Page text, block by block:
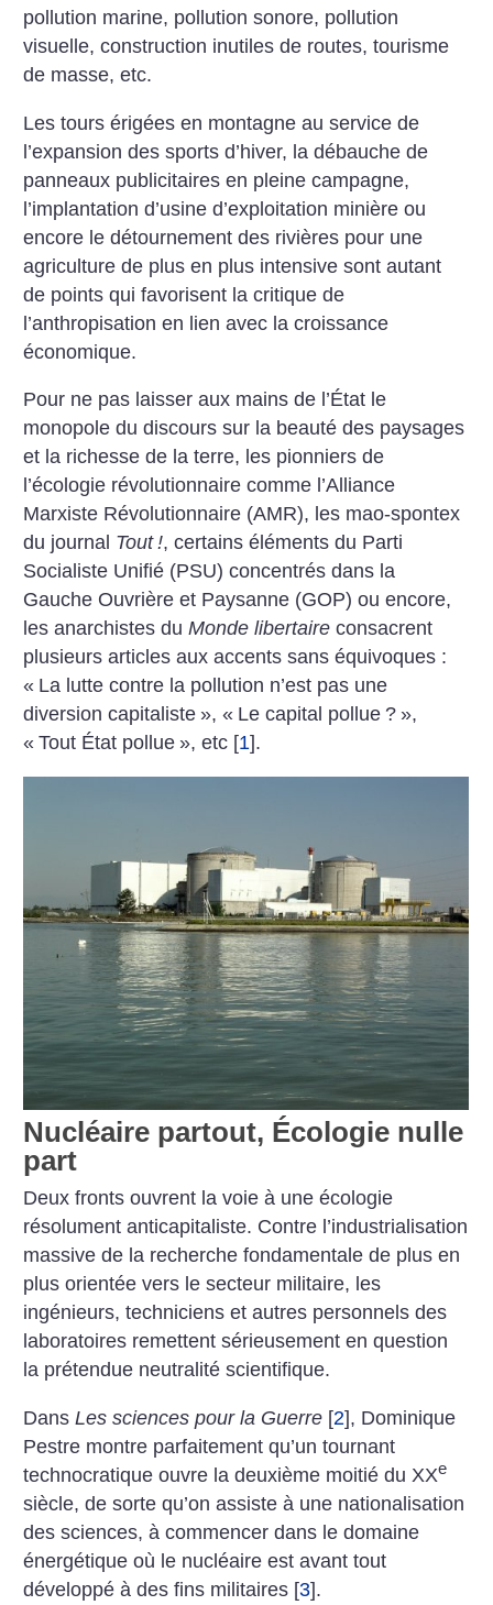
pollution marine, pollution sonore, pollution
visuelle, construction inutiles de routes, tourisme
de masse, etc.
Les tours érigées en montagne au service de
l’expansion des sports d’hiver, la débauche de
panneaux publicitaires en pleine campagne,
l’implantation d’usine d’exploitation minière ou
encore le détournement des rivières pour une
agriculture de plus en plus intensive sont autant
de points qui favorisent la critique de
l’anthropisation en lien avec la croissance
économique.
Pour ne pas laisser aux mains de l’État le
monopole du discours sur la beauté des paysages
et la richesse de la terre, les pionniers de
l’écologie révolutionnaire comme l’Alliance
Marxiste Révolutionnaire (AMR), les mao-spontex
du journal Tout !, certains éléments du Parti
Socialiste Unifié (PSU) concentrés dans la
Gauche Ouvrière et Paysanne (GOP) ou encore,
les anarchistes duMonde libertaire consacrent
plusieurs articles aux accents sans équivoques :
« La lutte contre la pollution n’est pas une
diversion capitaliste », « Le capital pollue ? »,
« Tout État pollue », etc [1].
Nucléaire partout, Écologie nulle
part
Deux fronts ouvrent la voie à une écologie
résolument anticapitaliste. Contre l’industrialisation
massive de la recherche fondamentale de plus en
plus orientée vers le secteur militaire, les
ingénieurs, techniciens et autres personnels des
laboratoires remettent sérieusement en question
la prétendue neutralité scientifique.
DansLes sciences pour la Guerre [2], Dominique
Pestre montre parfaitement qu’un tournant
technocratique ouvre la deuxième moitié du XXe
siècle, de sorte qu’on assiste à une nationalisation
des sciences, à commencer dans le domaine
énergétique où le nucléaire est avant tout
développé à des fins militaires [3].